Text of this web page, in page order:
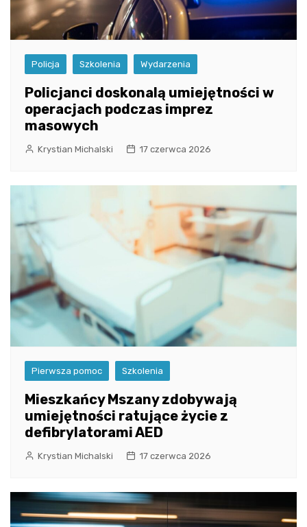
Policja Szkolenia Wydarzenia
Policjanci doskonalą umiejętności w
operacjach podczas imprez
masowych
Krystian Michalski 17 czerwca 2026
Pierwsza pomoc Szkolenia
Mieszkańcy Mszany zdobywają
umiejętności ratujące życie z
defibrylatorami AED
Krystian Michalski 17 czerwca 2026